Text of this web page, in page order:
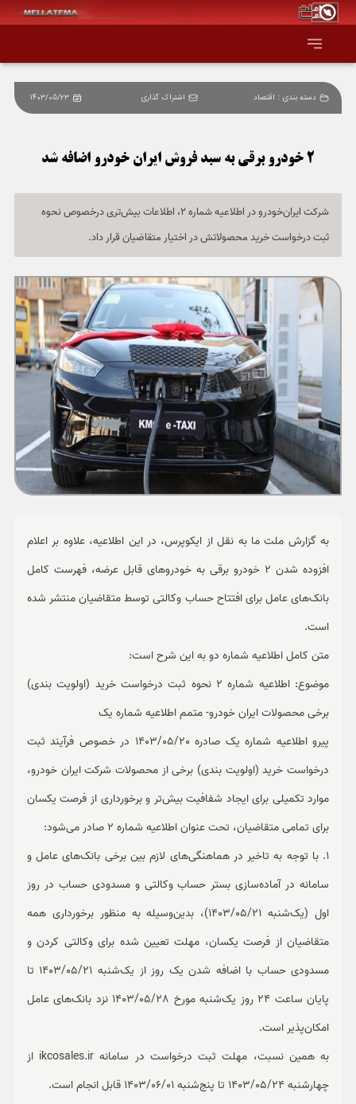
صفحه اصلی
همه عناوین
اقتصاد
سیاست و جهان
جامعه و فرهنگ
دانش و فناوری
ورزشی
حوادث
سبک زندگی
دسته بندی : اقتصاد اشتراک گذاری 1403/05/23
2 خودرو برقی به سبد فروش ایران خودرو اضافه شد
شرکت ایران‌خودرو در اطلاعیه شماره 2، اطلاعات بیش‌تری درخصوص نحوه
ثبت درخواست خرید محصولاتش در اختیار متقاضیان قرار داد.
به گزارش ملت ما به نقل از ایکوپرس، در این اطلاعیه، علاوه بر اعلام
افزوده شدن 2 خودرو برقی به خودروهای قابل عرضه، فهرست کامل
بانک‌های عامل برای افتتاح حساب وکالتی توسط متقاضیان منتشر شده
است.
متن کامل اطلاعیه شماره دو به این شرح است:
موضوع: اطلاعیه شماره 2 نحوه ثبت درخواست خرید (اولویت بندی)
برخی محصولات ایران خودرو- متمم اطلاعیه شماره یک
پیرو اطلاعیه شماره یک صادره 1403/05/20 در خصوص فرآیند ثبت
درخواست خرید (اولویت بندی) برخی از محصولات شرکت ایران خودرو،
موارد تکمیلی برای ایجاد شفافیت بیش‌تر و برخورداری از فرصت یکسان
برای تمامی متقاضیان، تحت عنوان اطلاعیه شماره 2 صادر می‌شود:
1. با توجه به تاخیر در هماهنگی‌های لازم بین برخی بانک‌های عامل و
سامانه در آماده‌سازی بستر حساب وکالتی و مسدودی حساب در روز
اول (یک‌شنبه 1403/05/21)، بدین‌وسیله به منظور برخورداری همه
متقاضیان از فرصت یکسان، مهلت تعیین شده برای وکالتی کردن و
مسدودی حساب با اضافه شدن یک روز از یک‌شنبه 1403/05/21 تا
پایان ساعت 24 روز یک‌شنبه مورخ 1403/05/28 نزد بانک‌های عامل
امکان‌پذیر است.
به همین نسبت، مهلت ثبت درخواست در سامانه ikcosales.ir از
چهارشنبه 1403/05/24 تا پنج‌شنبه 1403/06/01 قابل انجام است.